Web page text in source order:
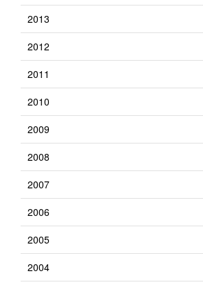
2013
2012
2011
2010
2009
2008
2007
2006
2005
2004